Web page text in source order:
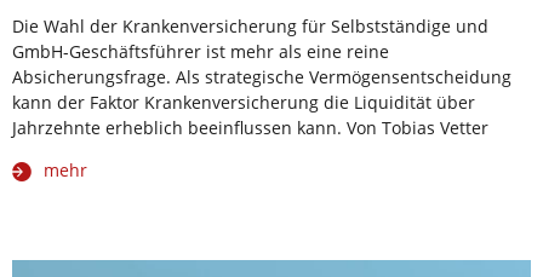
Die Wahl der Krankenversicherung für Selbstständige und
GmbH-Geschäftsführer ist mehr als eine reine
Absicherungsfrage. Als strategische Vermögensentscheidung
kann der Faktor Krankenversicherung die Liquidität über
Jahrzehnte erheblich beeinflussen kann. Von Tobias Vetter
mehr